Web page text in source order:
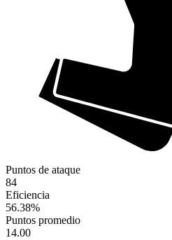
Puntos de ataque
84
Eficiencia
56.38%
Puntos promedio
14.00